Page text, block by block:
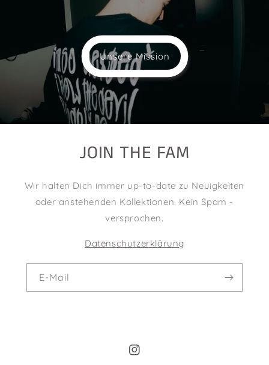
Unsere Mission
JOIN THE FAM
Wir halten Dich immer up-to-date zu Neuigkeiten
oder anstehenden Kollektionen. Kein Spam -
versprochen.
Datenschutzerklärung
E-Mail
Instagram